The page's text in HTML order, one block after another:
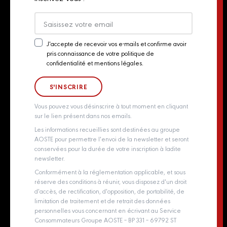
Actualités
Groupe Aoste
Whistleblowing policy
Newsletter
Consent
J'accepte de recevoir vos e-mails et confirme avoir
pris connaissance de votre politique de
confidentialité et mentions légales.
Vous pouvez vous désinscrire à tout moment en cliquant
sur le lien présent dans nos emails.
Les informations recueillies sont destinées au groupe
AOSTE pour permettre l'envoi de la newsletter et seront
conservées pour la durée de votre inscription à ladite
newsletter.
Conformément à la réglementation applicable, et sous
réserve des conditions à réunir, vous disposez d'un droit
d'accès, de rectification, d'opposition, de portabilité, de
limitation de traitement et de retrait des données
personnelles vous concernant en écrivant au Service
Consommateurs Groupe AOSTE – BP 331 – 69792 ST